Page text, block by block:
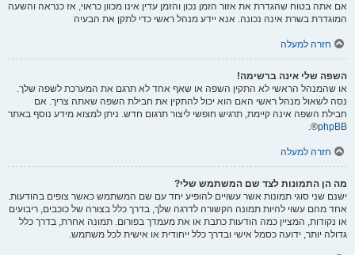
אם אתה בטוח שהגדרת את אזור הזמן נכון והזמן עדין אינו מכוון כראוי, אז כנראה והשעה
המוגדרת בשרת אינה נכונה. אנא יידע מנהל ראשי כדי לתקן את הבעיה
חזרה למעלה
השפה שלי אינה ברשימה!
או שהמנהל הראשי לא התקין השפה או שאף אחד לא תרגם את המערכת לשפה שלך.
נסה לשאול מנהל ראשי האם הוא יכול להתקין את חבילת השפה שאתה צריך. אם
חבילת השפה אינה קיימת, תרגיש חופשי ליצור תרגום חדש. ניתן למצוא מידע נוסף באתר
phpBB
®.
חזרה למעלה
מה הן התמונות לצד שם המשתמש שלי?
ישנם שני סוגי תמונות אשר עשויים להופיע יחד עם שם המשתמש כאשר צופים בהודעות.
אחד מהם עשוי להיות תמונה הקשורה לדרגה שלך, בדרך כלל בצורה של כוכבים, ריבועים
או נקודות, המציין כמה הודעות כתבת או את מעמדך בפורום. תמונה אחרת, בדרך כלל
גדולה יותר, ידועה כסמל אישי ובדרך כלל ייחודית או אישית לכל משתמש.